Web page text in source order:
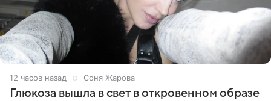
12 часов назад Соня Жарова
Глюкоза вышла в свет в откровенном образе